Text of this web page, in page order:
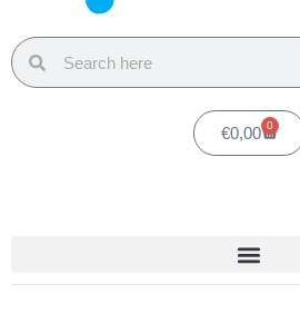
€0,00 0